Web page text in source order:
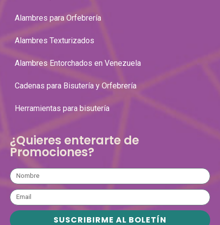
Alambres para Orfebrería
Alambres Texturizados
Alambres Entorchados en Venezuela
Cadenas para Bisutería y Orfebrería
Herramientas para bisutería
¿Quieres enterarte de
Promociones?
SUSCRIBIRME AL BOLETÍN